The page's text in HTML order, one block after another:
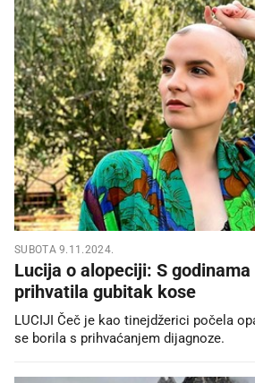
SUBOTA 9.11.2024.
Lucija o alopeciji: S
prihvatila gubitak kose
LUCIJI Čeč je kao tinejdžerici počela
se borila s prihvaćanjem dijagnoze.